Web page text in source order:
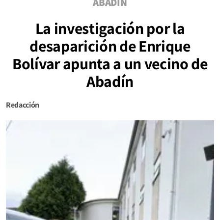
La investigación por la
desaparición de Enrique
Bolívar apunta a un vecino de
Abadín
Redacción